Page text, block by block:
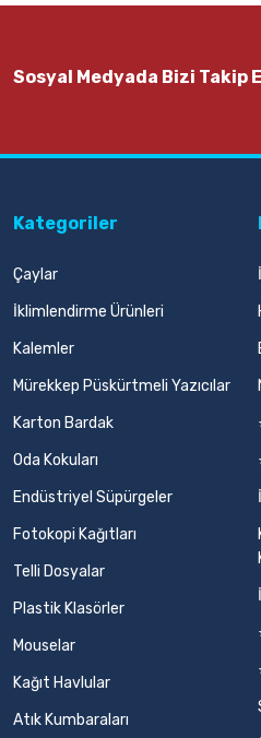
Sosyal Medyada Bizi Takip
Kategoriler
Çaylar
İklimlendirme Ürünleri
Kalemler
Mürekkep Püskürtmeli Yazıcılar
Karton Bardak
Oda Kokuları
Endüstriyel Süpürgeler
Fotokopi Kağıtları
Telli Dosyalar
Plastik Klasörler
Mouselar
Kağıt Havlular
Atık Kumbaraları